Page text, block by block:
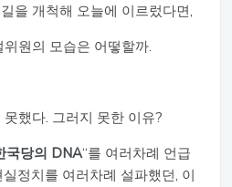
을 개척해 오늘에 이르렀다면,
원의 모습은 어떻할까.
했다. 그러지 못한 이유?
국당의 DNA“를 여러차례 언급
정치를 여러차례 설파했던, 이